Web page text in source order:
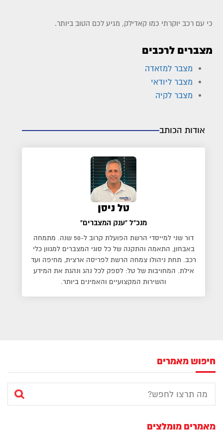
כי עם רכב יוקרתי כמו קאדילק, מגיע לכם הטוב ביותר.
מצברים לרכבים
מצבר למזאדה
מצבר ליודאי
מצבר לקיה
אודות הכותב
טל ניסן
מנכ"ל "ענק המצברים"
דור שני למייסדי הרשת הפועלת קרוב ל-50 שנה. מתמחה
באבחון, התאמה והתקנה של כל סוגי המצברים למגוון כלי
רכב. תחת ניהולו צמחה הרשת לפריסה ארצית, מחיפה ועד
אילת. המחויבות של טל: לספק לכל נהג ונהגת את המידע
והשירות המקצועיים והאמינים ביותר.
חיפוש מאמרים
מאמרים מומלצים